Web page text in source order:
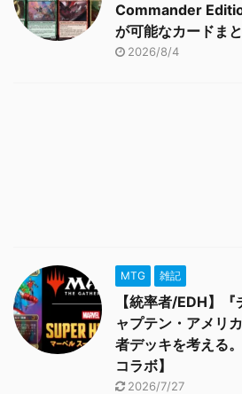
Commander
が可能なカードま
2026/8/4
MTG 雑記
【統率者/EDH】
ャプテン・アメリ
者デッキを考える
コラボ】
2026/7/27